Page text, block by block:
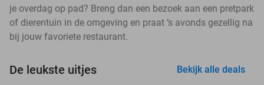
je overdag op pad? Breng dan een bezoek aan een pretpark
of dierentuin in de omgeving en praat ‘s avonds gezellig na
bij jouw favoriete restaurant.
De leukste uitjes Bekijk alle deals